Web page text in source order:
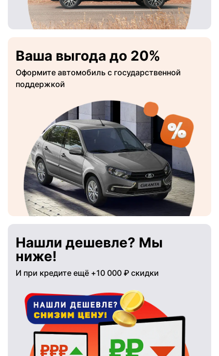
Ваша выгода до 20%
Оформите автомобиль с государственной
поддержкой
Нашли дешевле? Мы
ниже!
И при кредите ещё +10 000 ₽ скидки